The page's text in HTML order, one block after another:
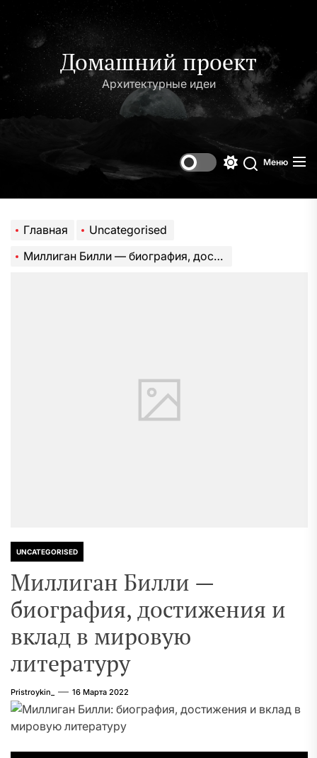
содержимому
Домашний проект
Архитектурные идеи
Поиск
Меню
Главная
Uncategorised
Миллиган Билли — биография, достижения и вклад в мировую литературу
UNCATEGORISED
Миллиган Билли —
биография, достижения и
вклад в мировую
литературу
Pristroykin_ 16 Марта 2022